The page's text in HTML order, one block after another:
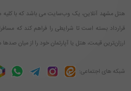
هتل مشهد آنلاین، یک وب‌سایت می باشد که با کلیه
قرارداد بسته است تا شرایطی را فراهم کند که
ارزان‌ترین قیمت، هتل یا آپارتمان خود را از میان
شبکه های اجتماعی: